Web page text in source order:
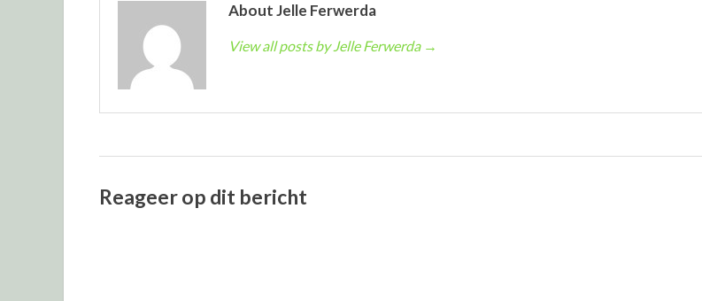
About Jelle Ferwerda
View all posts by Jelle Ferwerda →
Reageer op dit bericht